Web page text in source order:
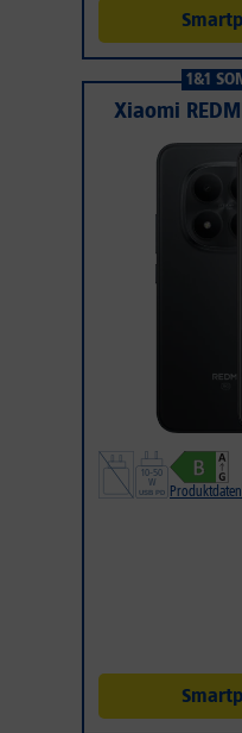
1&1
Xiaomi